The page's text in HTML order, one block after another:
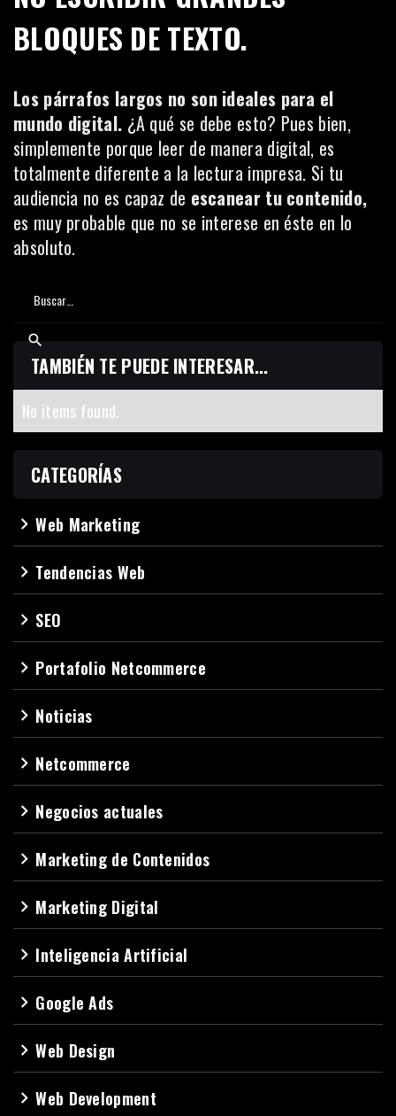
BLOQUES DE TEXTO.
Los párrafos largos no son ideales para el
mundo digital. ¿A qué se debe esto? Pues bien,
simplemente porque leer de manera digital, es
totalmente diferente a la lectura impresa. Si tu
audiencia no es capaz de escanear tu contenido,
es muy probable que no se interese en éste en lo
absoluto.
TAMBIÉN TE PUEDE INTERESAR...
No items found.
CATEGORÍAS
navigate_nextWeb Marketing
navigate_next Tendencias Web
navigate_next SEO
navigate_next Portafolio Netcommerce
navigate_next Noticias
navigate_next Netcommerce
navigate_next Negocios actuales
navigate_next Marketing de Contenidos
navigate_next Marketing Digital
navigate_next Inteligencia Artificial
navigate_next Google Ads
navigate_nextWeb Design
navigate_nextWeb Development